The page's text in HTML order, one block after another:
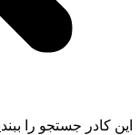
کادر جستجو را ببندید.